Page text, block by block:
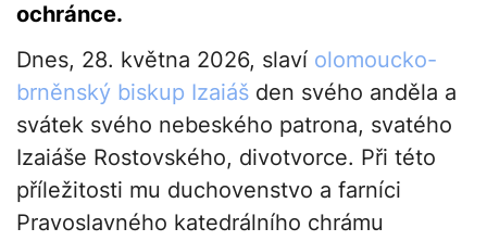
ochránce.
Dnes, 28. května 2026, slaví olomoucko-
brněnský biskup Izaiáš den svého anděla a
svátek svého nebeského patrona, svatého
Izaiáše Rostovského, divotvorce. Při této
příležitosti mu duchovenstvo a farníci
Pravoslavného katedrálního chrámu